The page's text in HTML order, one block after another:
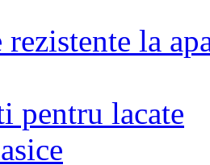
rezistente la
pentru lacate